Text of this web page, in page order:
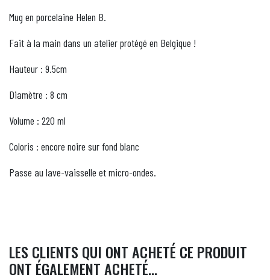
Mug en porcelaine Helen B.
Fait à la main dans un atelier protégé en Belgique !
Hauteur : 9.5cm
Diamètre : 8 cm
Volume : 220 ml
Coloris : encore noire sur fond blanc
Passe au lave-vaisselle et micro-ondes.
LES CLIENTS QUI ONT ACHETÉ CE PRODUIT
ONT ÉGALEMENT ACHETÉ...